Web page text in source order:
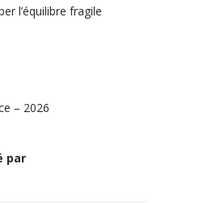
l’équilibre fragile
– 2026
par